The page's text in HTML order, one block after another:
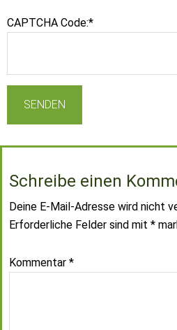
CAPTCHA Code:*
Schreibe einen
Deine E-Mail-Adresse wird nicht
Erforderliche Felder sind mit *
Kommentar *